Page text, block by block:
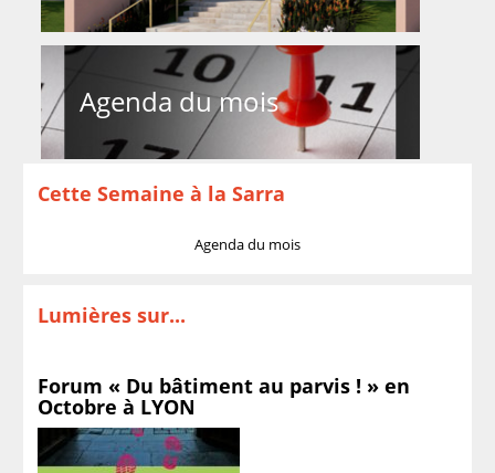
Agenda du mois
Cette Semaine à la Sarra
Agenda du mois
Lumières sur...
Forum « Du bâtiment au parvis ! » en
Octobre à LYON